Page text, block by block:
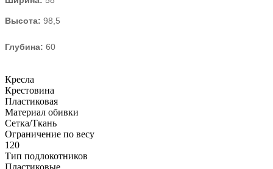
Высота: 98,5
Глубина: 60
Кресла
Крестовина
Пластиковая
Материал обивки
Сетка/Ткань
Ограничение по весу
120
Тип подлокотников
Пластиковые